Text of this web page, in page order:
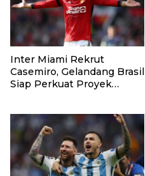
Inter Miami Rekrut
Casemiro, Gelandang Brasil
Siap Perkuat Proyek